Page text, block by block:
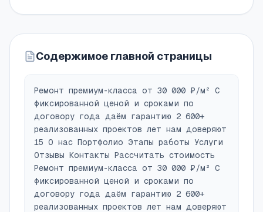
Содержимое главной страницы
Ремонт премиум-класса от 30 000 ₽/м² С
фиксированной ценой и сроками по
договору года даём гарантию 2 600+
реализованных проектов лет нам доверяют
15 О нас Портфолио Этапы работы Услуги
Отзывы Контакты Рассчитать стоимость
Ремонт премиум-класса от 30 000 ₽/м² С
фиксированной ценой и сроками по
договору года даём гарантию 2 600+
реализованных проектов лет нам доверяют